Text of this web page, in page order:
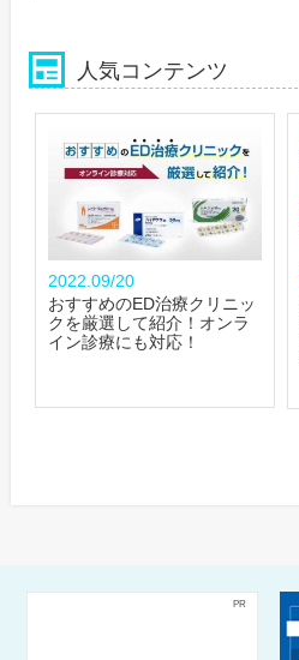
人気コンテンツ
2022.09/20
おすすめのED治療クリニッ
クを厳選して紹介！オンラ
イン診療にも対応！